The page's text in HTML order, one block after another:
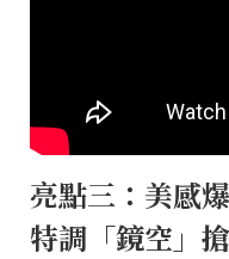
亮點三：美感
特調「鏡空」